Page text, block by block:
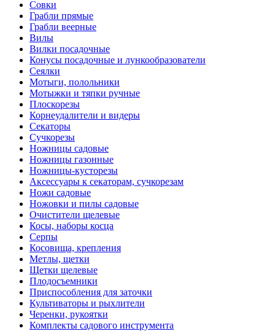
Совки
Грабли прямые
Грабли веерные
Вилы
Вилки посадочные
Конусы посадочные и лункообразователи
Сеялки
Мотыги, полольники
Мотыжки и тяпки ручные
Плоскорезы
Корнеудалители и видеры
Секаторы
Сучкорезы
Ножницы садовые
Ножницы газонные
Ножницы-кусторезы
Аксессуары к секаторам, сучкорезам
Ножи садовые
Ножовки и пилы садовые
Очистители щелевые
Косы, наборы косца
Серпы
Косовища, крепления
Метлы, щетки
Щетки щелевые
Плодосъемники
Приспособления для заточки
Культиваторы и рыхлители
Черенки, рукоятки
Комплекты садового инструмента